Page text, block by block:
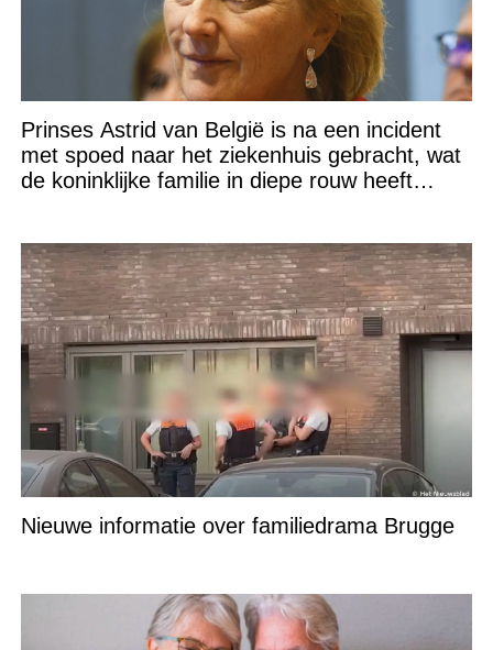
Prinses Astrid van België is na een incident
met spoed naar het ziekenhuis gebracht, wat
de koninklijke familie in diepe rouw heeft
Nieuwe informatie over familiedrama Brugge